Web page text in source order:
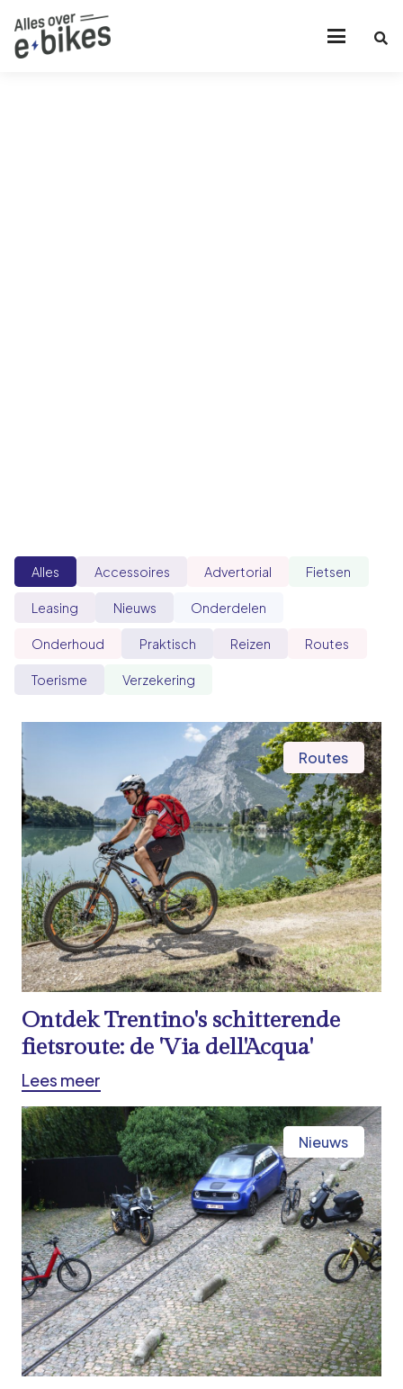
Alles Accessoires Advertorial Fietsen
Leasing Nieuws Onderdelen
Onderhoud Praktisch Reizen Routes
Toerisme Verzekering
Routes
Ontdek Trentino's schitterende
fietsroute: de 'Via dell'Acqua'
Lees meer
Nieuws